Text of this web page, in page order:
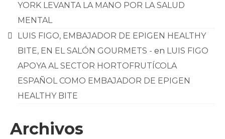
YORK LEVANTA LA MANO POR LA SALUD
MENTAL
LUIS FIGO, EMBAJADOR DE EPIGEN HEALTHY
BITE, EN EL SALÓN GOURMETS - en LUIS FIGO
APOYA AL SECTOR HORTOFRUTÍCOLA
ESPAÑOL COMO EMBAJADOR DE EPIGEN
HEALTHY BITE
Archivos